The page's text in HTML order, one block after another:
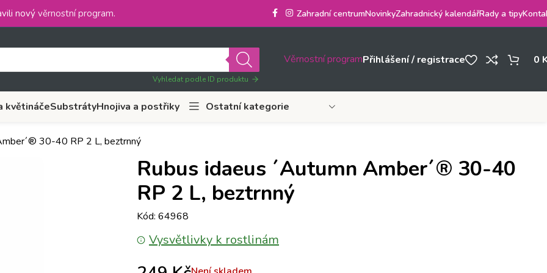
nový věrnostní program. Zahradní centrumNovinkyZahradnický kalendářRady a tipy
Vyhledat podle ID produktu
Věrnostní programPřihlášení / registrace 0
květináčeSubstrátyHnojiva a postřiky Ostatní kategorie
30-40 RP 2 L, beztrnný
Rubus idaeus ´Autumn Amber´® 30-40
RP 2 L, beztrnný
Kód: 64968
Vysvětlivky k rostlinám